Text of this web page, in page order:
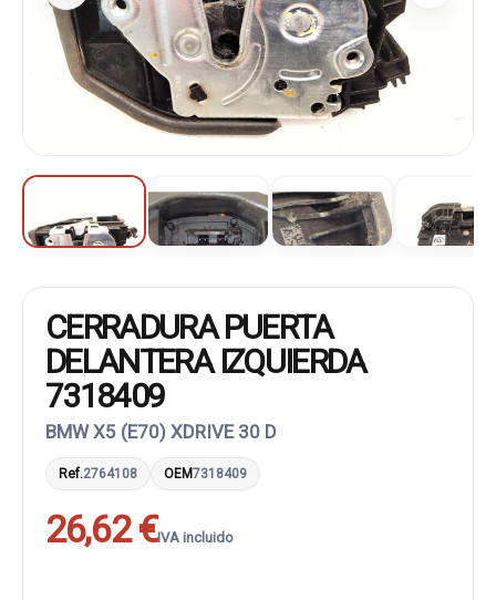
CERRADURA PUERTA
DELANTERA IZQUIERDA
7318409
BMW X5 (E70) XDRIVE 30 D
Ref.2764108 OEM7318409
26,62 €IVA incluido